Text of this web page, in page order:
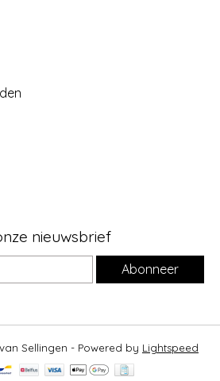
nieuwsbrief
Abonneer
Sellingen - Powered by Lightspeed